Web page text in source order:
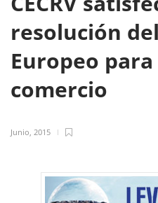
resolución
Europeo
comercio
Junio, 2015